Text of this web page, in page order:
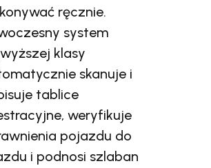
ręcznie.
system
klasy
skanuje i
tablice
weryfikuje
pojazdu do
i podnosi szlaban